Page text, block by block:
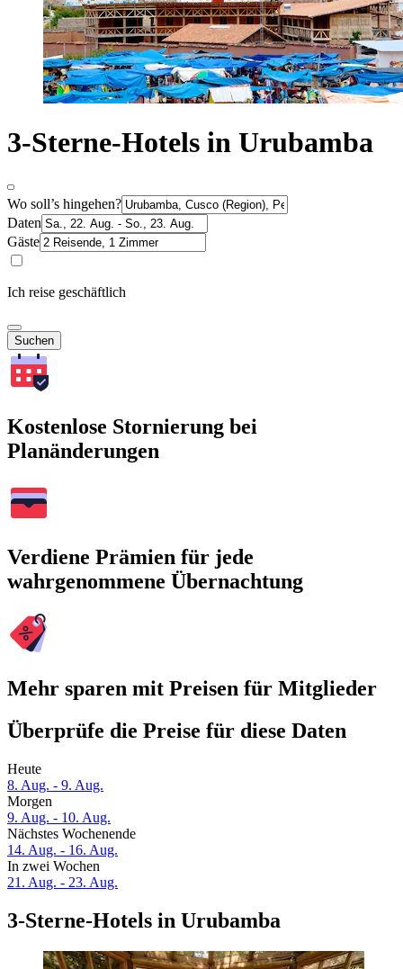
3-Sterne-Hotels in Urubamba
Wo soll’s hingehen?
Daten
Gäste
Ich reise geschäftlich
Suchen
Kostenlose Stornierung bei
Planänderungen
Verdiene Prämien für jede
wahrgenommene Übernachtung
Mehr sparen mit Preisen für Mitglieder
Überprüfe die Preise für diese Daten
Heute
8. Aug. - 9. Aug.
Morgen
9. Aug. - 10. Aug.
Nächstes Wochenende
14. Aug. - 16. Aug.
In zwei Wochen
21. Aug. - 23. Aug.
3-Sterne-Hotels in Urubamba